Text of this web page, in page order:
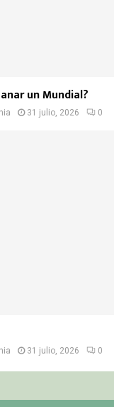
un Mundial?
31 julio, 2026 0
31 julio, 2026 0